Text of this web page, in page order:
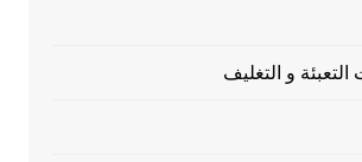
التعبئة و التغليف